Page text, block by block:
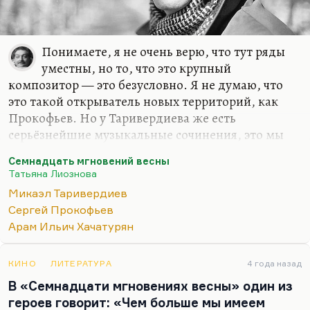
Понимаете, я не очень верю, что тут ряды
уместны, но то, что это крупный
композитор — это безусловно. Я не думаю, что
это такой открыватель новых территорий, как
Прокофьев. Но у Таривердиева же есть
серьёзнейшие музыкальные сочинения, это мы
многие знают Шнитке и Каравайчука только как
авторы серьёзнейших авангардных сочинений,
просто мы так адаптируем их для себя. Как мы
знаем новеллистику Платонова и предпочитаем
потому что там всё слишком густо,
сконцентрировано и на грани безумия.
Я не думаю, что возможно здесь такое
Семнадцать мгновений весны
Татьяна Лиознова
Микаэл Таривердиев
Сергей Прокофьев
Арам Ильич Хачатурян
КИНО ЛИТЕРАТУРА 4 года назад
В «Семнадцати мгновениях весны» один из
героев говорит: «Чем больше мы имеем